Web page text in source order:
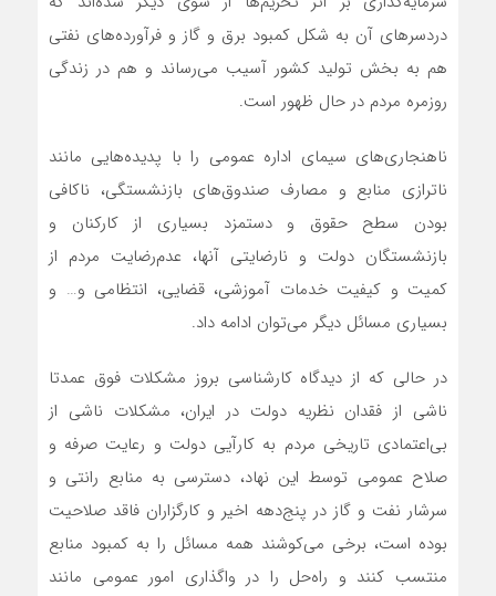
دردسرهای آن به شکل کمبود برق و گاز و فرآورده‌های نفتی
هم به بخش تولید کشور آسیب می‌رساند و هم در زندگی
روزمره مردم در حال ظهور است.
ناهنجاری‌های سیمای اداره عمومی را با پدیده‌هایی مانند
ناترازی منابع و مصارف صندوق‌های بازنشستگی، ناکافی
بودن سطح حقوق و دستمزد بسیاری از کارکنان و
بازنشستگان دولت و نارضایتی آنها، عدم‌رضایت مردم از
کمیت و کیفیت خدمات آموزشی، قضایی، انتظامی و… و
بسیاری مسائل دیگر می‌توان ادامه داد.
در حالی که از دیدگاه کارشناسی بروز مشکلات فوق عمدتا
ناشی از فقدان نظریه دولت در ایران، مشکلات ناشی از
بی‌اعتمادی تاریخی مردم به کارآیی دولت و رعایت صرفه و
صلاح عمومی توسط این نهاد، دسترسی به منابع رانتی و
سرشار نفت و گاز در پنج‌دهه اخیر و کارگزاران فاقد صلاحیت
بوده است، برخی می‌کوشند همه مسائل را به کمبود منابع
منتسب کنند و راه‌حل را در واگذاری امور عمومی مانند